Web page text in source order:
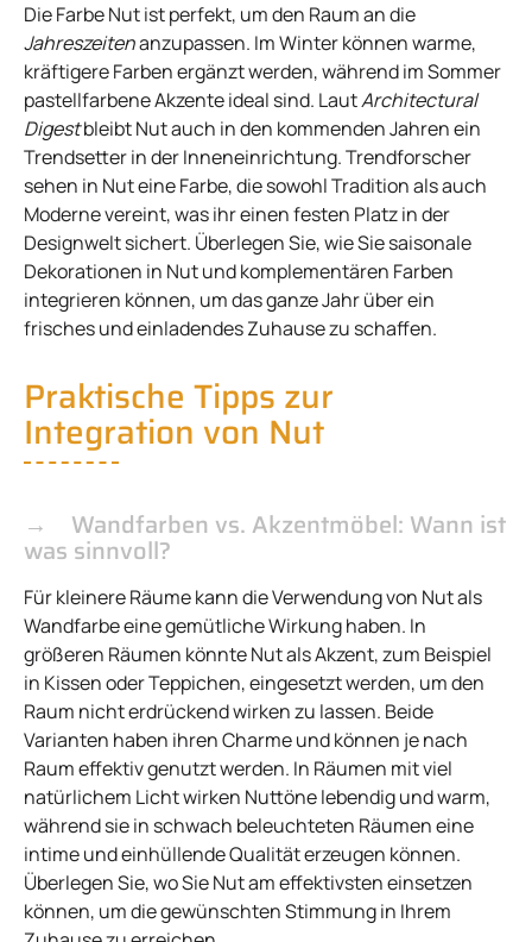
Die Farbe Nut ist perfekt, um den Raum an die
Jahreszeitenanzupassen. Im Winter können warme,
kräftigere Farben ergänzt werden, während im Sommer
pastellfarbene Akzente ideal sind. LautArchitectural
Digestbleibt Nut auch in den kommenden Jahren ein
Trendsetter in der Inneneinrichtung. Trendforscher
sehen in Nut eine Farbe, die sowohl Tradition als auch
Moderne vereint, was ihr einen festen Platz in der
Designwelt sichert. Überlegen Sie, wie Sie saisonale
Dekorationen in Nut und komplementären Farben
integrieren können, um das ganze Jahr über ein
frisches und einladendes Zuhause zu schaffen.
Praktische Tipps zur
Integration von Nut
Wandfarben vs. Akzentmöbel: Wann ist
was sinnvoll?
Für kleinere Räume kann die Verwendung von Nut als
Wandfarbe eine gemütliche Wirkung haben. In
größeren Räumen könnte Nut als Akzent, zum Beispiel
in Kissen oder Teppichen, eingesetzt werden, um den
Raum nicht erdrückend wirken zu lassen. Beide
Varianten haben ihren Charme und können je nach
Raum effektiv genutzt werden. In Räumen mit viel
natürlichem Licht wirken Nuttöne lebendig und warm,
während sie in schwach beleuchteten Räumen eine
intime und einhüllende Qualität erzeugen können.
Überlegen Sie, wo Sie Nut am effektivsten einsetzen
können, um die gewünschten Stimmung in Ihrem